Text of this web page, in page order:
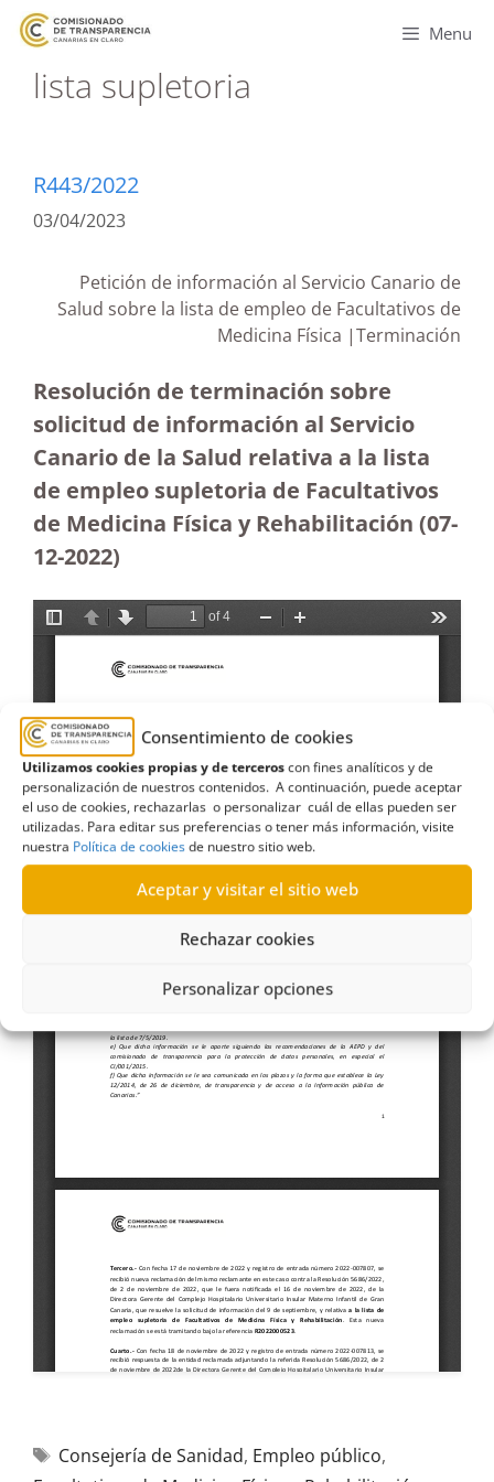
Consentimiento de cookies
Utilizamos cookies propias y de terceroscon fines analíticos y de
personalización de nuestros contenidos. A continuación, puede aceptar
el uso de cookies, rechazarlas o personalizar cuál de ellas pueden ser
utilizadas. Para editar sus preferencias o tener más información, visite
nuestra Política de cookiesde nuestro sitio web.
Aceptar y visitar el sitio web
Rechazar cookies
Personalizar opciones
Menu
lista supletoria
R443/2022
03/04/2023
Petición de información al Servicio Canario de
Salud sobre la lista de empleo de Facultativos de
Medicina Física |Terminación
Resolución de terminación sobre
solicitud de información al Servicio
Canario de la Salud relativa a la lista
de empleo supletoria de Facultativos
de Medicina Física y Rehabilitación (07-
12-2022)
Consejería de Sanidad, Empleo público,